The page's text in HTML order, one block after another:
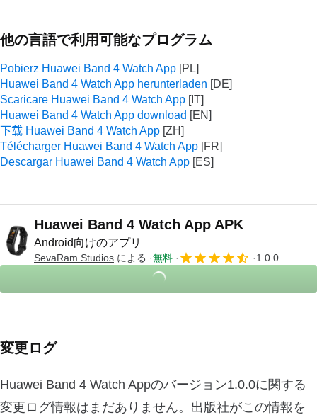
他の言語で利用可能なプログラム
Pobierz Huawei Band 4 Watch App
Huawei Band 4 Watch App herunterladen
Scaricare Huawei Band 4 Watch App
Huawei Band 4 Watch App download
下载 Huawei Band 4 Watch App
Télécharger Huawei Band 4 Watch App
Descargar Huawei Band 4 Watch App
Huawei Band 4 Watch App APK
Android向けのアプリ
SevaRam Studios による 無料 1.0.0
変更ログ
Huawei Band 4 Watch Appのバージョン1.0.0に関する
変更ログ情報はまだありません。出版社がこの情報を